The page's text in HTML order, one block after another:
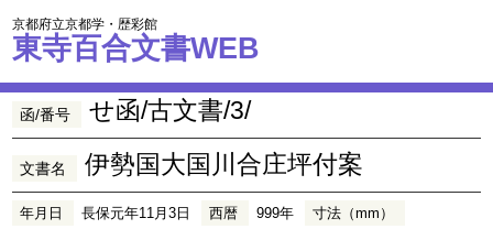
京都府立京都学・歴彩館
東寺百合文書WEB
函/番号 せ函/古文書/3/
文書名 伊勢国大国川合庄坪付案
年月日 長保元年11月3日 西暦 999年
寸法（mm）